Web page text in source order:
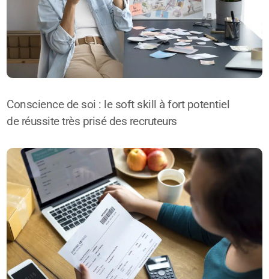
Conscience de soi : le soft skill à fort potentiel
de réussite très prisé des recruteurs